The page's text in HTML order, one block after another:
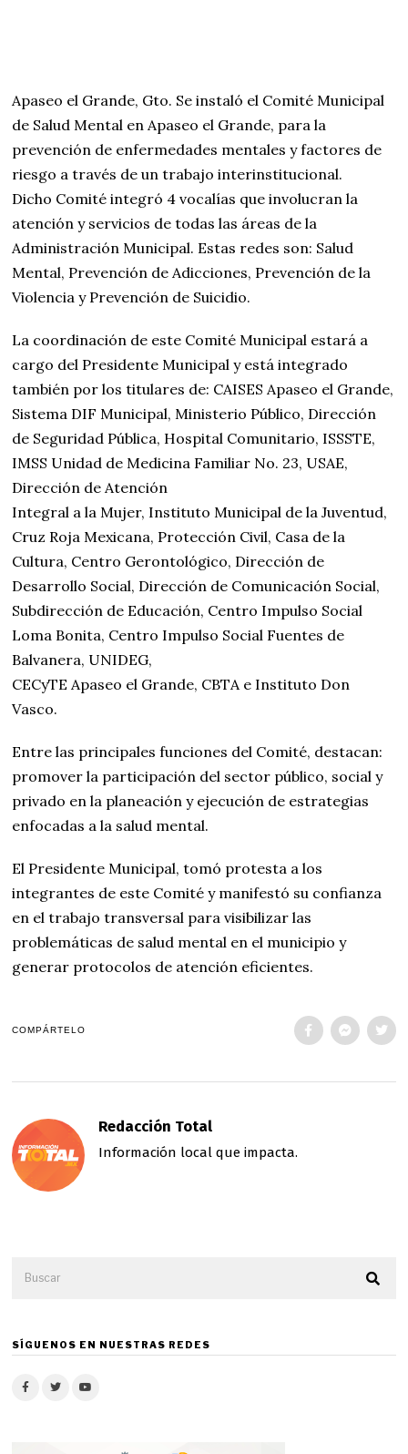
Apaseo el Grande, Gto. Se instaló el Comité Municipal
de Salud Mental en Apaseo el Grande, para la
prevención de enfermedades mentales y factores de
riesgo a través de un trabajo interinstitucional.
Dicho Comité integró 4 vocalías que involucran la
atención y servicios de todas las áreas de la
Administración Municipal. Estas redes son: Salud
Mental, Prevención de Adicciones, Prevención de la
Violencia y Prevención de Suicidio.
La coordinación de este Comité Municipal estará a
cargo del Presidente Municipal y está integrado
también por los titulares de: CAISES Apaseo el Grande,
Sistema DIF Municipal, Ministerio Público, Dirección
de Seguridad Pública, Hospital Comunitario, ISSSTE,
IMSS Unidad de Medicina Familiar No. 23, USAE,
Dirección de Atención
Integral a la Mujer, Instituto Municipal de la Juventud,
Cruz Roja Mexicana, Protección Civil, Casa de la
Cultura, Centro Gerontológico, Dirección de
Desarrollo Social, Dirección de Comunicación Social,
Subdirección de Educación, Centro Impulso Social
Loma Bonita, Centro Impulso Social Fuentes de
Balvanera, UNIDEG,
CECyTE Apaseo el Grande, CBTA e Instituto Don
Vasco.
Entre las principales funciones del Comité, destacan:
promover la participación del sector público, social y
privado en la planeación y ejecución de estrategias
enfocadas a la salud mental.
El Presidente Municipal, tomó protesta a los
integrantes de este Comité y manifestó su confianza
en el trabajo transversal para visibilizar las
problemáticas de salud mental en el municipio y
generar protocolos de atención eficientes.
COMPÁRTELO
Redacción Total
Información local que impacta.
SÍGUENOS EN NUESTRAS REDES